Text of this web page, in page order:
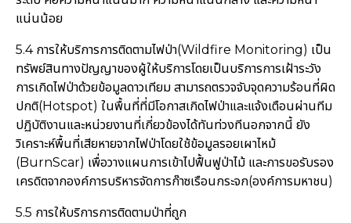
แน่นน้อย
5.4 การให้บริการการติดตามไฟป่า(Wildfire Monitoring) เป็น
ทรัพย์สินทางปัญญาของผู้ให้บริการโดยเป็นบริการการเฝ้าระวัง
การเกิดไฟป่าด้วยข้อมูลดาวเทียม สามารถตรวจจับจุดความร้อนที่ผิด
ปกติ(Hotspot) ในพื้นที่ที่มีโอกาสเกิดไฟป่าและแจ้งเตือนผ่านทีม
ปฏิบัติงานและหน่วยงานที่เกี่ยวข้องได้ทันท่วงทีนอกจากนี้ ยัง
วิเคราะห์พื้นที่เสียหายจากไฟป่าโดยใช้ข้อมูลรอยเผาไหม้
(BurnScar) เพื่อวางแผนการเข้าไปฟื้นฟูป่าไม้ และการขอรับรอง
เครดิตจากองค์การบริหารจัดการก๊าซเรือนกระจก(องค์การมหาชน)
5.5 การให้บริการการติดตามป่าที่ถูก